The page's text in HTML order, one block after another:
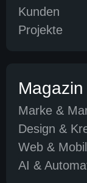
Kunden
Projekte
Magazin
Marke &
Design &
Web &
AI &